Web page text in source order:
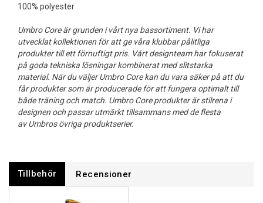
100% polyester
Umbro Core är grunden i vårt nya bassortiment. Vi har
utvecklat kollektionen för att ge våra klubbar pålitliga
produkter till ett förnuftigt pris. Vårt designteam har fokuserat
på goda tekniska lösningar kombinerat med slitstarka
material. När du väljer Umbro Core kan du vara säker på att du
får produkter som är producerade för att fungera optimalt till
både träning och match. Umbro Core produkter är stilrena i
designen och passar utmärkt tillsammans med de flesta
av Umbros övriga produktserier.
Tillbehör Recensioner